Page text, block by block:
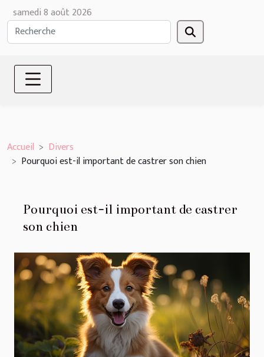
samedi 8 août 2026
Accueil
Divers
Pourquoi est-il important de castrer son chien
Pourquoi est-il important de castrer
son chien